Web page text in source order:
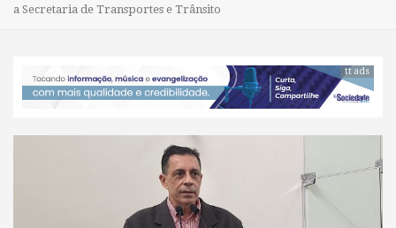
a Secretaria de Transportes e Trânsito
tt ads